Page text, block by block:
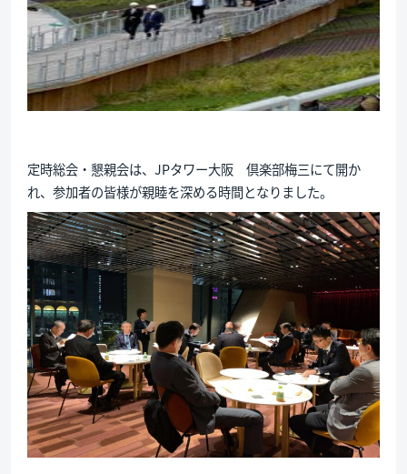
定時総会・懇親会は、JPタワー大阪 倶楽部梅三にて開か
れ、参加者の皆様が親睦を深める時間となりました。